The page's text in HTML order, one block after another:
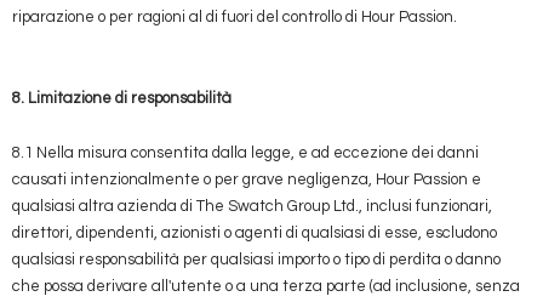
riparazione o per ragioni al di fuori del controllo di Hour Passion.
8. Limitazione di responsabilità
8.1 Nella misura consentita dalla legge, e ad eccezione dei danni
causati intenzionalmente o per grave negligenza, Hour Passion e
qualsiasi altra azienda di The Swatch Group Ltd., inclusi funzionari,
direttori, dipendenti, azionisti o agenti di qualsiasi di esse, escludono
qualsiasi responsabilità per qualsiasi importo o tipo di perdita o danno
che possa derivare all'utente o a una terza parte (ad inclusione, senza